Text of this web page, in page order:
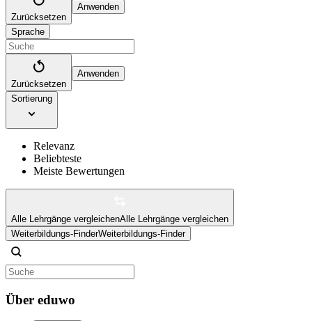
Zurücksetzen
Anwenden
Sprache
Zurücksetzen
Anwenden
Sortierung
Relevanz
Beliebteste
Meiste Bewertungen
Alle Lehrgänge vergleichenAlle Lehrgänge vergleichen
Weiterbildungs-FinderWeiterbildungs-Finder
Über eduwo